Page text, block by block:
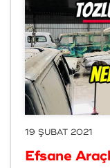
19 ŞUBAT 2021
Efsane